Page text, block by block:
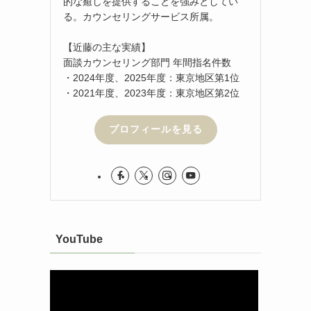
る。カウンセリングサービス所属。
【近藤の主な実績】
面談カウンセリング部門 年間指名件数
・2024年度、2025年度：東京地区第1位
・2021年度、2023年度：東京地区第2位
プロフィールを見る
YouTube